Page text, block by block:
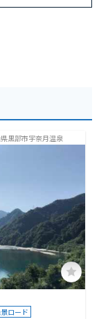
黒部市宇奈月温泉
ロード